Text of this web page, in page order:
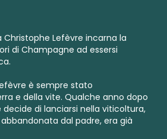
Christophe Lefèvre incarna la
di Champagne ad essersi
è sempre stato
e della vite. Qualche anno dopo
decide di lanciarsi nella viticoltura,
dal padre, era già